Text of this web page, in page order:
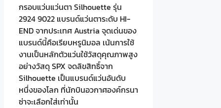
กรอบแว่นแว่นตา Silhouette รุ่น
2924 9022 แบรนด์แว่นตาระดับ HI-
END จากประเทศ Austria จุดเด่นของ
แบรนด์นี้คือเรียบหรูนิมอล เน้นการใช้
งานเป็นหลักตัวแว่นใช้วัสดุคุณภาพสูง
อย่างวัสดุ SPX จดลิขสิทธิ์จาก
Silhouette เป็นแบรนด์แว่นอันดับ
หนึ่งของโลก ที่นักบินอวกาศองค์กรนา
ซ่าจะเลือกใส่เท่านั้น